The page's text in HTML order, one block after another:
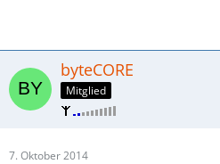
byteCORE
Mitglied
7. Oktober 2014